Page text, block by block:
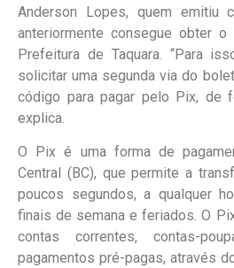
Anderson Lopes, quem emitiu
anteriormente consegue obter
Prefeitura de Taquara. “Para
solicitar uma segunda via do
código para pagar pelo Pix, de
explica.
O Pix é uma forma de
Central (BC), que permite a
poucos segundos, a qualquer
finais de semana e feriados. O
contas correntes, contas-
pagamentos pré-pagas, através